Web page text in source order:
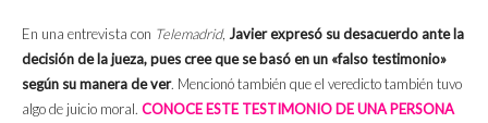
En una entrevista con Telemadrid, Javier expresó su desacuerdo ante la
decisión de la jueza, pues cree que se basó en un «falso testimonio»
según su manera de ver. Mencionó también que el veredicto también tuvo
algo de juicio moral. CONOCE ESTE TESTIMONIO DE UNA PERSONA